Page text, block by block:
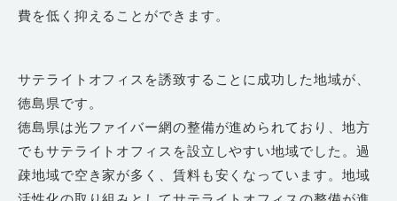
費を低く抑えることができます。
サテライトオフィスを誘致することに成功した地域が、
徳島県です。
徳島県は光ファイバー網の整備が進められており、地方
でもサテライトオフィスを設立しやすい地域でした。過
疎地域で空き家が多く、賃料も安くなっています。地域